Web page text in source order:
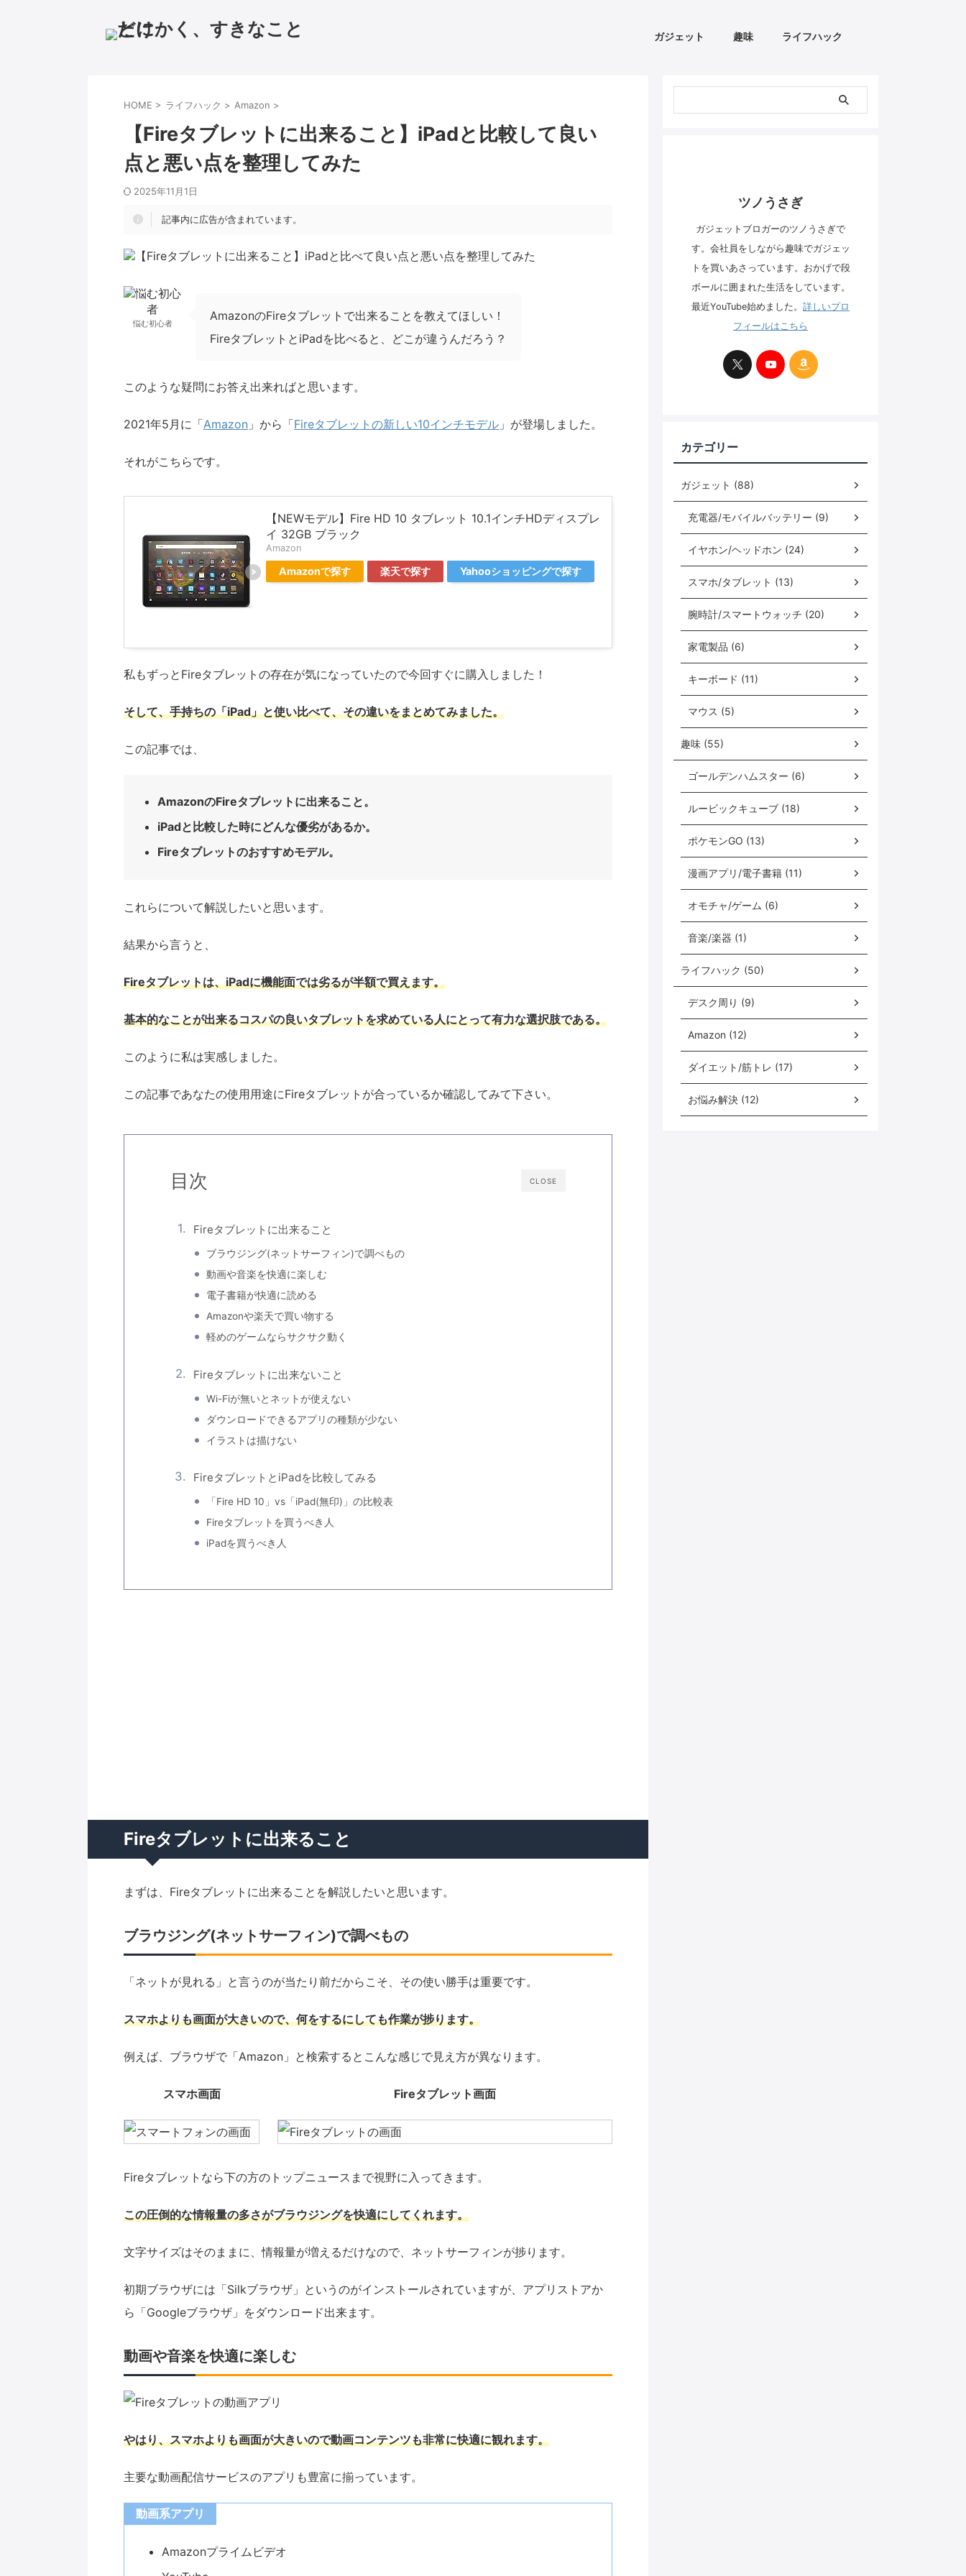
ガジェット 趣味 ライフハック
HOME > ライフハック > Amazon >
【Fireタブレットに出来ること】iPadと比較して良い
点と悪い点を整理してみた
2025年11月1日
記事内に広告が含まれています。
悩む初心者
AmazonのFireタブレットで出来ることを教えてほしい！
FireタブレットとiPadを比べると、どこが違うんだろう？
このような疑問にお答え出来ればと思います。
2021年5月に「Amazon 」から「Fireタブレットの新しい10インチモデル 」が登場しました。
それがこちらです。
【NEWモデル】Fire HD 10 タブレット 10.1インチHDディスプレ
イ 32GB ブラック
Amazon
Amazonで探す 楽天で探す Yahooショッピングで探す
私もずっとFireタブレットの存在が気になっていたので今回すぐに購入しました！
そして、手持ちの「iPad」と使い比べて、その違いをまとめてみました。
この記事では、
AmazonのFireタブレットに出来ること。
iPadと比較した時にどんな優劣があるか。
Fireタブレットのおすすめモデル。
これらについて解説したいと思います。
結果から言うと、
Fireタブレットは、iPadに機能面では劣るが半額で買えます。
基本的なことが出来るコスパの良いタブレットを求めている人にとって有力な選択肢である。
このように私は実感しました。
この記事であなたの使用用途にFireタブレットが合っているか確認してみて下さい。
CLOSE
目次
Fireタブレットに出来ること
ブラウジング(ネットサーフィン)で調べもの
動画や音楽を快適に楽しむ
電子書籍が快適に読める
Amazonや楽天で買い物する
軽めのゲームならサクサク動く
Fireタブレットに出来ないこと
Wi-Fiが無いとネットが使えない
ダウンロードできるアプリの種類が少ない
イラストは描けない
FireタブレットとiPadを比較してみる
「Fire HD 10」vs「iPad(無印)」の比較表
Fireタブレットを買うべき人
iPadを買うべき人
Fireタブレットに出来ること
まずは、Fireタブレットに出来ることを解説したいと思います。
ブラウジング(ネットサーフィン)で調べもの
「ネットが見れる」と言うのが当たり前だからこそ、その使い勝手は重要です。
スマホよりも画面が大きいので、何をするにしても作業が捗ります。
例えば、ブラウザで「Amazon」と検索するとこんな感じで見え方が異なります。
スマホ画面 Fireタブレット画面
Fireタブレットなら下の方のトップニュースまで視野に入ってきます。
この圧倒的な情報量の多さがブラウジングを快適にしてくれます。
文字サイズはそのままに、情報量が増えるだけなので、ネットサーフィンが捗ります。
初期ブラウザには「Silkブラウザ」というのがインストールされていますが、アプリストアか
ら「Googleブラウザ」をダウンロード出来ます。
動画や音楽を快適に楽しむ
やはり、スマホよりも画面が大きいので動画コンテンツも非常に快適に観れます。
主要な動画配信サービスのアプリも豊富に揃っています。
動画系アプリ
Amazonプライムビデオ
ツノうさぎ
ガジェットブロガーのツノうさぎで
す。会社員をしながら趣味でガジェッ
トを買いあさっています。おかげで段
ボールに囲まれた生活をしています。
最近YouTube始めました。 詳しいプロ
フィールはこちら
カテゴリー
ガジェット (88)
充電器/モバイルバッテリー (9)
イヤホン/ヘッドホン (24)
スマホ/タブレット (13)
腕時計/スマートウォッチ (20)
家電製品 (6)
キーボード (11)
マウス (5)
趣味 (55)
ゴールデンハムスター (6)
ルービックキューブ (18)
ポケモンGO (13)
漫画アプリ/電子書籍 (11)
オモチャ/ゲーム (6)
音楽/楽器 (1)
ライフハック (50)
デスク周り (9)
Amazon (12)
ダイエット/筋トレ (17)
お悩み解決 (12)